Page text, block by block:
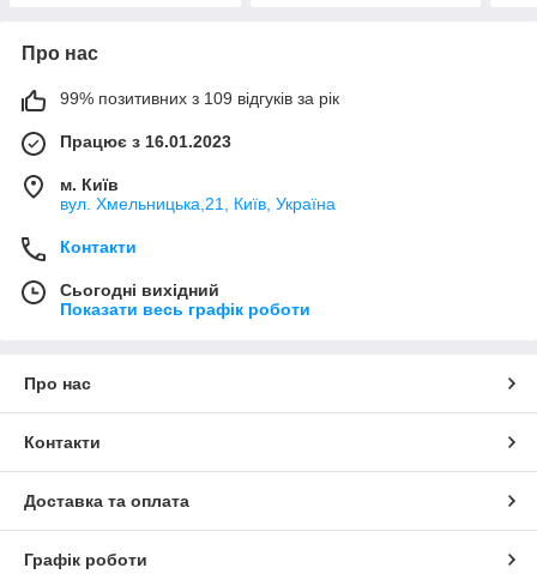
Про нас
99% позитивних з 109 відгуків за рік
Працює з 16.01.2023
м. Київ
вул. Хмельницька,21, Київ, Україна
Контакти
Сьогодні вихідний
Показати весь графік роботи
Про нас
Контакти
Доставка та оплата
Графік роботи